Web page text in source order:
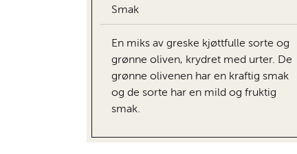
Smak
En miks av greske kjøttfulle sorte og
grønne oliven, krydret med urter. De
grønne olivenen har en kraftig smak
og de sorte har en mild og fruktig
smak.